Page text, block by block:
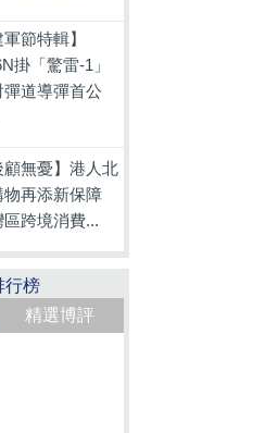
軍節特輯】
掛「驚雷-1」
彈道導彈首公
顧無憂】港人北
物再添新保障
區跨境消費...
行榜
精選博評